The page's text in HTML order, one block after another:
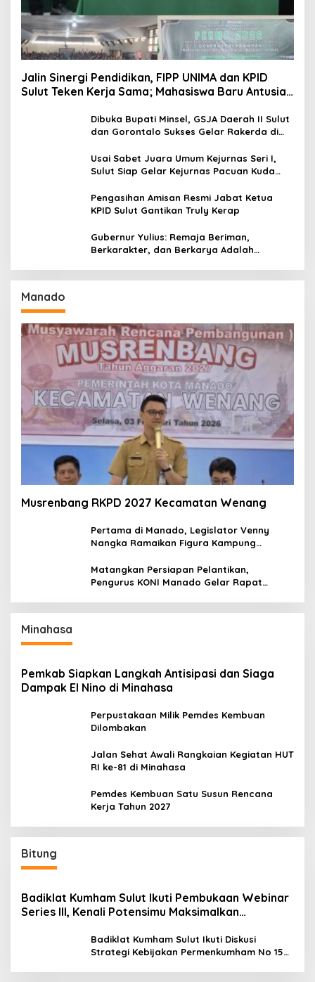
Jalin Sinergi Pendidikan, FIPP UNIMA dan KPID
Sulut Teken Kerja Sama; Mahasiswa Baru Antusias
Dibuka Bupati Minsel, GSJA Daerah II Sulut
dan Gorontalo Sukses Gelar Rakerda di
Usai Sabet Juara Umum Kejurnas Seri I,
Sulut Siap Gelar Kejurnas Pacuan Kuda
Pengasihan Amisan Resmi Jabat Ketua
KPID Sulut Gantikan Truly Kerap
Gubernur Yulius: Remaja Beriman,
Berkarakter, dan Berkarya Adalah
Manado
Musrenbang RKPD 2027 Kecamatan Wenang
Pertama di Manado, Legislator Venny
Nangka Ramaikan Figura Kampung
Matangkan Persiapan Pelantikan,
Pengurus KONI Manado Gelar Rapat
Minahasa
Pemkab Siapkan Langkah Antisipasi dan Siaga
Dampak El Nino di Minahasa
Perpustakaan Milik Pemdes Kembuan
Dilombakan
Jalan Sehat Awali Rangkaian Kegiatan HUT
RI ke-81 di Minahasa
Pemdes Kembuan Satu Susun Rencana
Kerja Tahun 2027
Bitung
Badiklat Kumham Sulut Ikuti Pembukaan Webinar
Series III, Kenali Potensimu Maksimalkan
Badiklat Kumham Sulut Ikuti Diskusi
Strategi Kebijakan Permenkumham No 15